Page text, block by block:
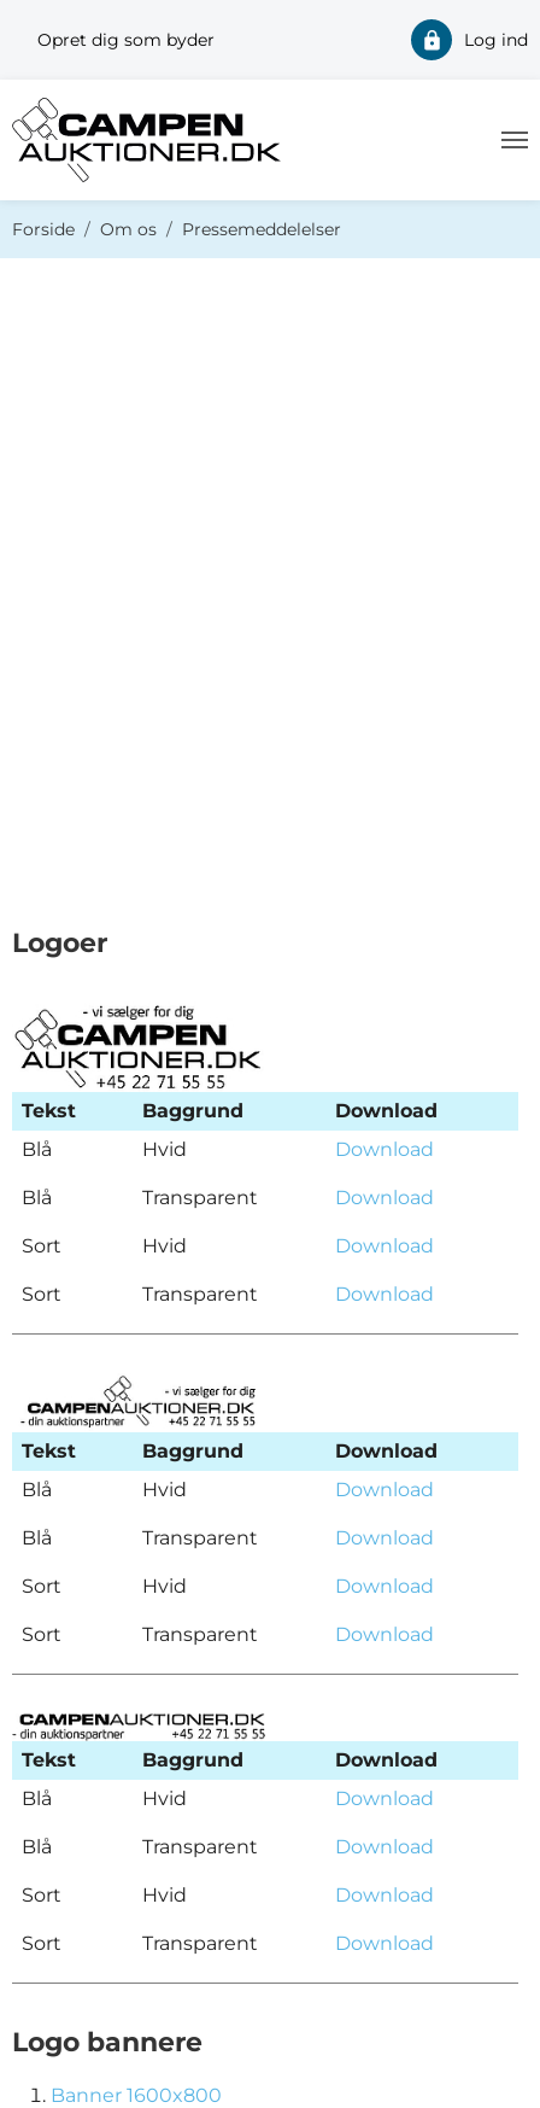
Opret dig som byder Log ind
Forside Om os Pressemeddelelser
Logoer
Tekst Baggrund
Download
Blå
Blå
Sort
Sort
Hvid
Transparent
Hvid
Transparent
Download
Download
Download
Download
Tekst Baggrund
Download
Blå
Blå
Sort
Sort
Hvid
Transparent
Hvid
Transparent
Download
Download
Download
Download
Tekst Baggrund
Download
Blå
Blå
Sort
Sort
Hvid
Transparent
Hvid
Transparent
Download
Download
Download
Download
Logo bannere
Banner 1600x800